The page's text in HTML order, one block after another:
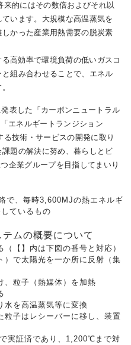
的にはその数倍およびそれ以
います。大規模な高温蒸気を
かった産業用熱需要の脱炭素
高効率で環境負荷の低いガスコ
組み合わせることで、エネル
表した「カーボンニュートラル
エネルギートランジション
技術・サービスの開発に取り
題の解決に努め、暮らしとビ
企業グループを目指してまいり
で、毎時3,600MJの熱エネルギ
ているもの
ムの概要について
【】内は下図の番号と対応）
）で太陽光を一か所に反射（集
、粒子（熱媒体）を加熱
水を高温蒸気等に変換
子はレシーバーに移し、装置
実証済であり、1,200℃まで対